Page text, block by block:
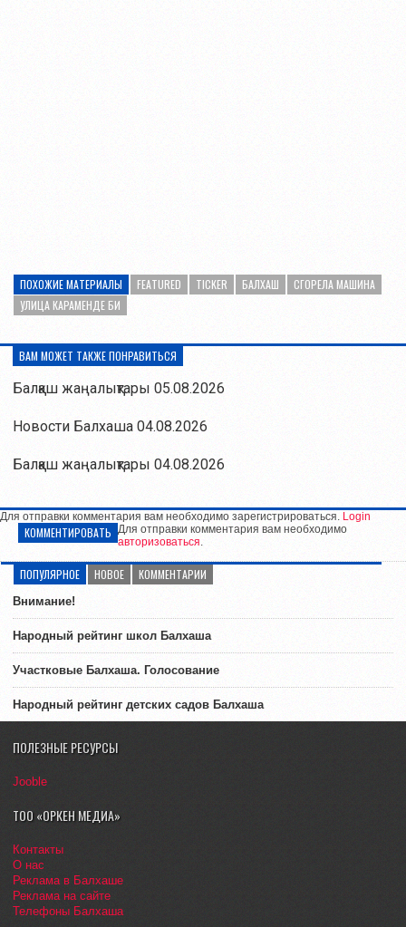
ПОХОЖИЕ МАТЕРИАЛЫ FEATURED TICKER БАЛХАШ
СГОРЕЛА МАШИНА
УЛИЦА КАРАМЕНДЕ БИ
ВАМ МОЖЕТ ТАКЖЕ ПОНРАВИТЬСЯ
Балқаш жаңалықтары 05.08.2026
Новости Балхаша 04.08.2026
Балқаш жаңалықтары 04.08.2026
Для отправки комментария вам необходимо зарегистрироваться. Login
КОММЕНТИРОВАТЬ Для отправки комментария вам необходимо
авторизоваться.
ПОПУЛЯРНОЕ НОВОЕ КОММЕНТАРИИ
Внимание!
Народный рейтинг школ Балхаша
Участковые Балхаша. Голосование
Народный рейтинг детских садов Балхаша
ПОЛЕЗНЫЕ РЕСУРСЫ
Jooble
ТОО «ОРКЕН МЕДИА»
Контакты
О нас
Реклама в Балхаше
Реклама на сайте
Телефоны Балхаша